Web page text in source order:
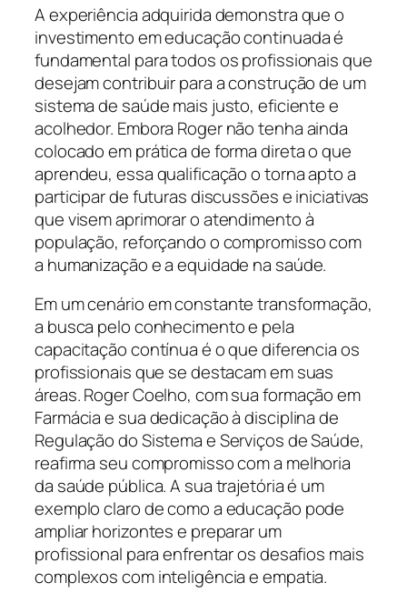
A experiência adquirida demonstra que o
investimento em educação continuada é
fundamental para todos os profissionais que
desejam contribuir para a construção de um
sistema de saúde mais justo, eficiente e
acolhedor. Embora Roger não tenha ainda
colocado em prática de forma direta o que
aprendeu, essa qualificação o torna apto a
participar de futuras discussões e iniciativas
que visem aprimorar o atendimento à
população, reforçando o compromisso com
a humanização e a equidade na saúde.
Em um cenário em constante transformação,
a busca pelo conhecimento e pela
capacitação contínua é o que diferencia os
profissionais que se destacam em suas
áreas. Roger Coelho, com sua formação em
Farmácia e sua dedicação à disciplina de
Regulação do Sistema e Serviços de Saúde,
reafirma seu compromisso com a melhoria
da saúde pública. A sua trajetória é um
exemplo claro de como a educação pode
ampliar horizontes e preparar um
profissional para enfrentar os desafios mais
complexos com inteligência e empatia.